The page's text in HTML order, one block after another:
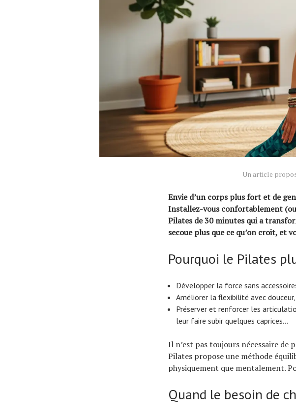
Un article
Envie d’un corps plus fort et de
Installez-vous confortablement
Pilates de 30 minutes qui a
secoue plus que ce qu’on croit, et
Pourquoi le Pilates
Développer la force sans
Améliorer la flexibilité avec
Préserver et renforcer les
leur faire subir quelques caprices…
Il n’est pas toujours nécessaire de
Pilates propose une méthode
physiquement que mentalement.
Quand le besoin de